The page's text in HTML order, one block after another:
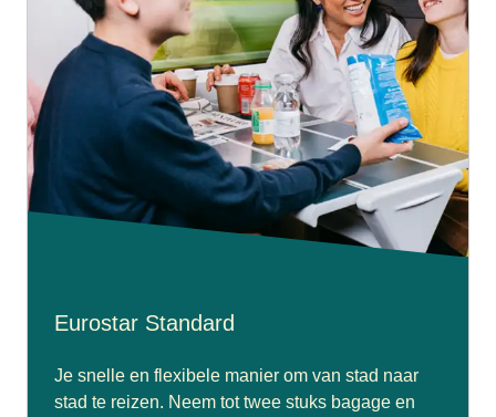
Eurostar Standard
Je snelle en flexibele manier om van stad naar
stad te reizen. Neem tot twee stuks bagage en